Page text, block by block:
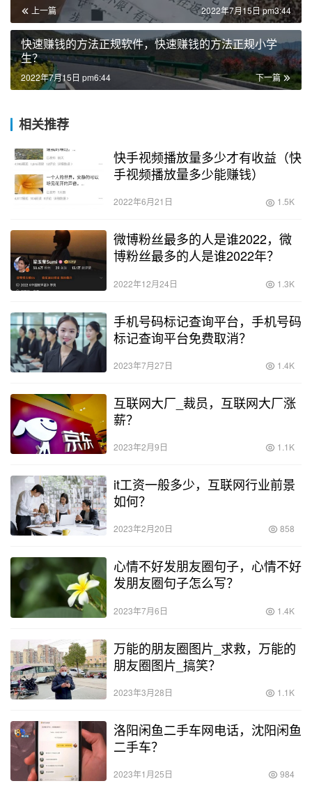
上一篇 2022年7月15日 pm3:44
快速赚钱的方法正规软件，快速赚钱的方法正规小学
生？
下一篇
2022年7月15日 pm6:44
相关推荐
快手视频播放量多少才有收益（快
手视频播放量多少能赚钱）
2022年6月21日 1.5K
微博粉丝最多的人是谁2022，微
博粉丝最多的人是谁2022年？
2022年12月24日 1.3K
手机号码标记查询平台，手机号码
标记查询平台免费取消？
2023年7月27日 1.4K
互联网大厂_裁员，互联网大厂涨
薪？
2023年2月9日 1.1K
it工资一般多少，互联网行业前景
如何？
2023年2月20日 858
心情不好发朋友圈句子，心情不好
发朋友圈句子怎么写？
2023年7月6日 1.4K
万能的朋友圈图片_求救，万能的
朋友圈图片_搞笑？
2023年3月28日 1.1K
洛阳闲鱼二手车网电话，沈阳闲鱼
二手车？
2023年1月25日 984